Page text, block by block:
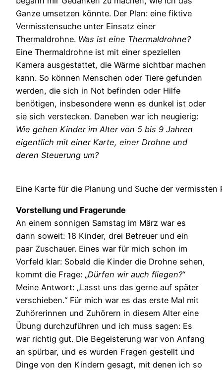
Ganze umsetzen könnte. Der Plan: eine fiktive
Vermisstensuche unter Einsatz einer
Thermaldrohne. Was ist eine Thermaldrohne?
Eine Thermaldrohne ist mit einer speziellen
Kamera ausgestattet, die Wärme sichtbar machen
kann. So können Menschen oder Tiere gefunden
werden, die sich in Not befinden oder Hilfe
benötigen, insbesondere wenn es dunkel ist oder
sie sich verstecken. Daneben war ich neugierig:
Wie gehen Kinder im Alter von 5 bis 9 Jahren
eigentlich mit einer Karte, einer Drohne und
deren Steuerung um?
Eine Karte für die Planung und Suche der
Vorstellung und Fragerunde
An einem sonnigen Samstag im März war es
dann soweit: 18 Kinder, drei Betreuer und ein
paar Zuschauer. Eines war für mich schon im
Vorfeld klar: Sobald die Kinder die Drohne sehen,
kommt die Frage: „Dürfen wir auch fliegen?“
Meine Antwort: „Lasst uns das gerne auf später
verschieben.“ Für mich war es das erste Mal mit
Zuhörerinnen und Zuhörern in diesem Alter eine
Übung durchzuführen und ich muss sagen: Es
war richtig gut. Die Begeisterung war von Anfang
an spürbar, und es wurden Fragen gestellt und
Dinge von den Kindern gesagt, mit denen ich so